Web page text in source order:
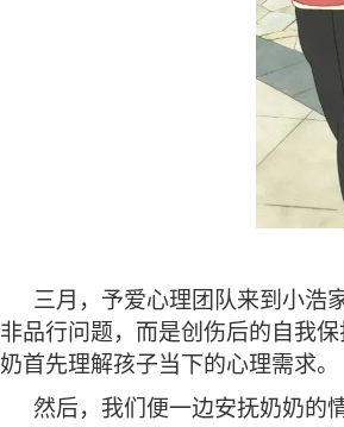
三月，予爱心理团队来到小浩
非品行问题，而是创伤后的自我
奶首先理解孩子当下的心理需求。
然后，我们便一边安抚奶奶的